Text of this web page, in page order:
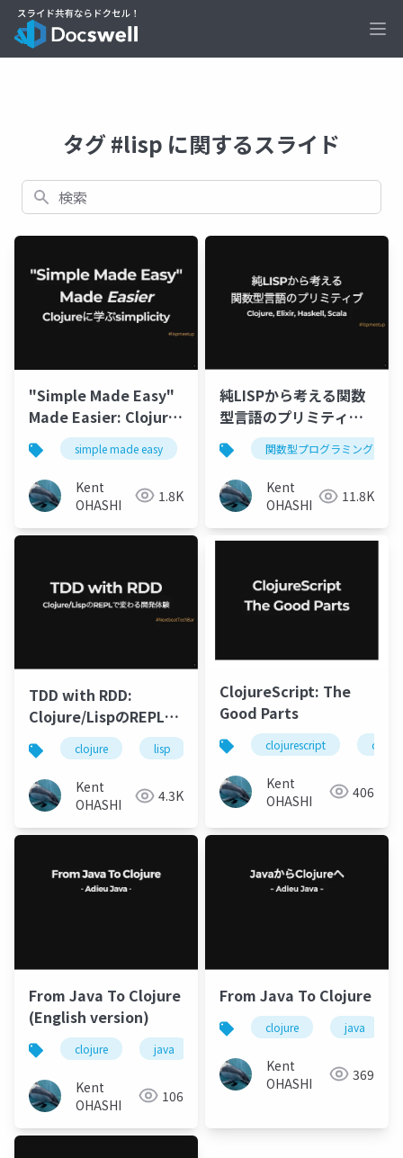
タグ #lisp に関するスライド
検索
"Simple Made Easy"
Made Easier: Clojure
に学ぶsimplicity
simple made easy clojure 関数型プログラミング
Kent
OHASHI
1.8K
純LISPから考える関数
型言語のプリミティブ:
Clojure, Elixir,
Haskell, Scala
関数型プログラミング
Kent
OHASHI
11.8K
TDD with RDD:
Clojure/LispのREPLで
変わる開発体験
clojure lisp repl tdd rdd
Kent
OHASHI
4.3K
ClojureScript: The
Good Parts
clojurescript
Kent
OHASHI
406
From Java To Clojure
(English version)
clojure java
Kent
OHASHI
106
From Java To Clojure
clojure java
Kent
OHASHI
369